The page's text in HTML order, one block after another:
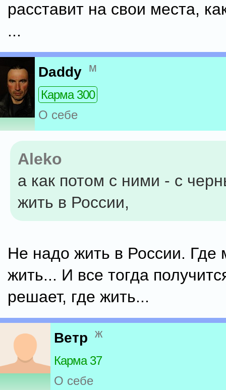
расставит на свои места,
...
Daddy м
Карма 300
О себе
Aleko
а как потом с ними - с
жить в России,
Не надо жить в России. Где
жить... И все тогда
решает, где жить...
Ветр ж
Карма 37
О себе